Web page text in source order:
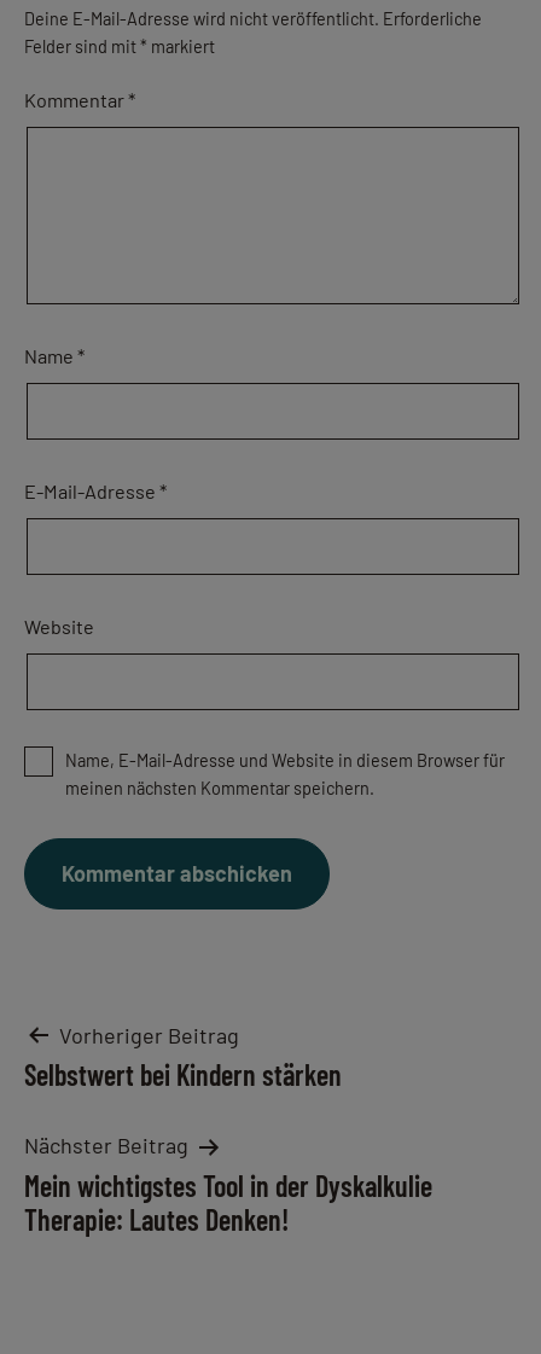
Deine E-Mail-Adresse wird nicht veröffentlicht. Erforderliche
Felder sind mit* markiert
Kommentar*
Name *
E-Mail-Adresse *
Website
Name, E-Mail-Adresse und Website in diesem Browser für
meinen nächsten Kommentar speichern.
Beitragsnavigation
Vorheriger Beitrag
Selbstwert bei Kindern stärken
Nächster Beitrag
Mein wichtigstes Tool in der Dyskalkulie
Therapie: Lautes Denken!